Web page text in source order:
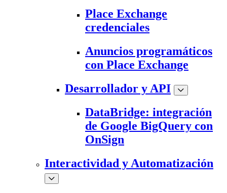
Place Exchange
credenciales
Anuncios programáticos
con Place Exchange
Desarrollador y API
DataBridge: integración
de Google BigQuery con
OnSign
Interactividad y Automatización